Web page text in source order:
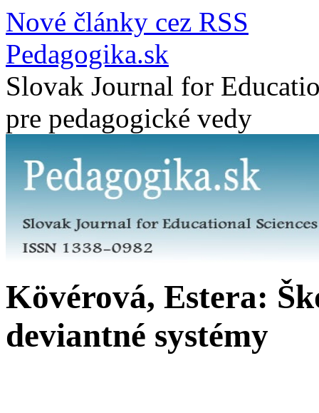
Nové články cez RSS
Pedagogika.sk
Slovak Journal for
pre pedagogické vedy
Kövérová, Estera:
deviantné systémy